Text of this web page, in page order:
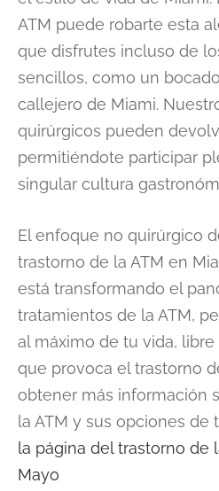
ATM puede robarte esta
que disfrutes incluso de
sencillos, como un
callejero de Miami.
quirúrgicos pueden
permitiéndote participar
singular cultura
El enfoque no quirúrgico
trastorno de la ATM en
está transformando el
tratamientos de la ATM,
al máximo de tu vida,
que provoca el trastorno
obtener más información
la ATM y sus opciones de
la página del trastorno de
Mayo